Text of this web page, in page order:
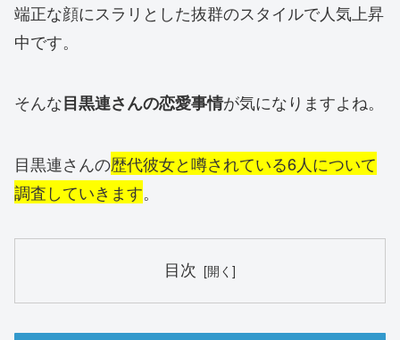
端正な顔にスラリとした抜群のスタイルで人気上昇
中です。
そんな目黒連さんの恋愛事情が気になりますよね。
目黒連さんの歴代彼女と噂されている6人について
調査していきます。
目次